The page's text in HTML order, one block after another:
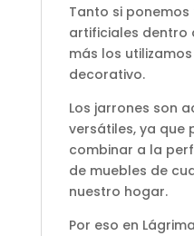
Tanto si
artificiales dentro
más los
decorativo.
Los jarrones son
versátiles, ya que
combinar a la
de muebles de
nuestro hogar.
Por eso en